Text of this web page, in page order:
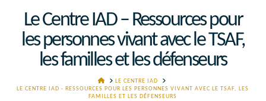
Le Centre IAD – Ressources pour
les personnes vivant avec le TSAF,
les familles et les défenseurs
HOMELE CENTRE IAD
LE CENTRE IAD - RESSOURCES POUR LES PERSONNES VIVANT AVEC LE TSAF, LES
FAMILLES ET LES DÉFENSEURS